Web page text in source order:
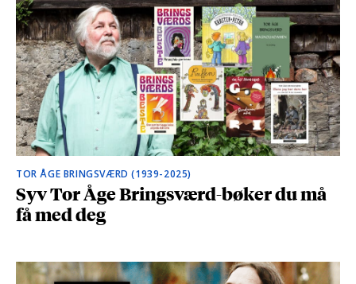
TOR ÅGE BRINGSVÆRD (1939-2025)
Syv Tor Åge Bringsværd-bøker du må
få med deg